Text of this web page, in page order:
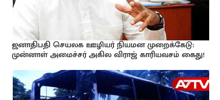
ஜனாதிபதி செயலக ஊழியர் நியமன முறைக்கேடு:
முன்னாள் அமைச்சர் அகில விராஜ் காரியவசம் கைது!